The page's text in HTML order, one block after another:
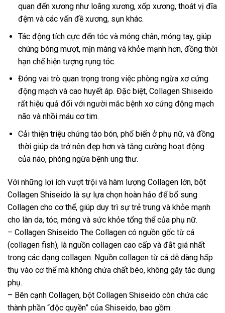
quan đến xương như loãng xương, xốp xương, thoát vị đĩa
đệm và các vấn đề xương, sụn khác.
Tác động tích cực đến tóc và móng chân, móng tay, giúp
chúng bóng mượt, mịn màng và khỏe mạnh hơn, đồng thời
hạn chế hiện tượng rụng tóc.
Đóng vai trò quan trọng trong việc phòng ngừa xơ cứng
động mạch và cao huyết áp. Đặc biệt, Collagen Shiseido
rất hiệu quả đối với người mắc bệnh xơ cứng động mạch
não và nhồi máu cơ tim.
Cải thiện triệu chứng táo bón, phổ biến ở phụ nữ, và đồng
thời giúp da trở nên đẹp hơn và tăng cường hoạt động
của não, phòng ngừa bệnh ung thư.
Với những lợi ích vượt trội và hàm lượng Collagen lớn, bột
Collagen Shiseido là sự lựa chọn hoàn hảo để bổ sung
Collagen cho cơ thể, giúp duy trì sự trẻ trung và khỏe mạnh
cho làn da, tóc, móng và sức khỏe tổng thể của phụ nữ.
– Collagen Shiseido The Collagen có nguồn gốc từ cá
(collagen fish), là nguồn collagen cao cấp và đắt giá nhất
trong các dạng collagen. Nguồn collagen từ cá dễ dàng hấp
thụ vào cơ thể mà không chứa chất béo, không gây tác dụng
phụ.
– Bên cạnh Collagen, bột Collagen Shiseido còn chứa các
thành phần “độc quyền” của Shiseido, bao gồm: